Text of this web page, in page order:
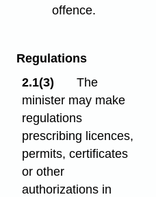
offence.
Regulations
2.1(3)
The
minister may make
regulations
prescribing licences,
permits, certificates
or other
authorizations in